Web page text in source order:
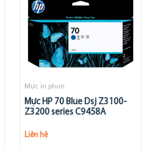
Mực in phun
Mực HP 70 Blue Dsj Z3100-
Z3200 series C9458A
Liên hệ